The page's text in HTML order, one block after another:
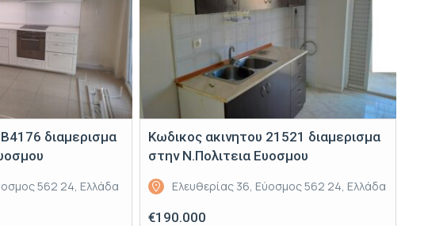
διαμερισμα
562 24, Ελλάδα
Κωδικος ακινητου 21521 διαμερισμα
στην Ν.Πολιτεια Ευοσμου
Ελευθερίας 36, Εύοσμος 562 24, Ελλάδα
€190.000